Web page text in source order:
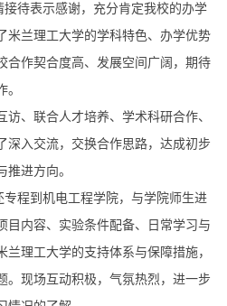
接待表示感谢，充分肯定我校的办学
米兰理工大学的学科特色、办学优势
合作契合度高、发展空间广阔，期待
访、联合人才培养、学术科研合作、
深入交流，交换合作思路，达成初步
进方向。
专程到机电工程学院，与学院师生进
目内容、实验条件配备、日常学习与
理工大学的支持体系与保障措施，
。现场互动积极，气氛热烈，进一步